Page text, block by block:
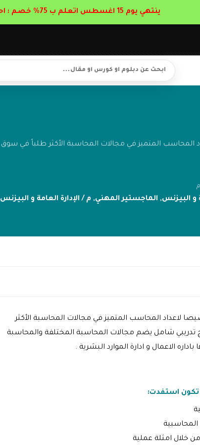
المتميز في مجالات المحاسبة الأكثر طلباً في سوق
و البيزنس, الماجستير المهني, م / الإدارة العامة و البيزنس
لاعداد المحاسب المتميز في مجالات المحاسبة الأكثر
شامل يضم مجالات المحاسبة المختلفة والمحاسبة
باداره الاعمال و ادارة الموارد البشرية .
تكون استفدت:
من خلال امثلة عملية
ينتهي يوم 15 اغسطس اتعلم ب 75% خصم : احجز مقعدك الان